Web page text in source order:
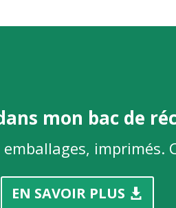
mon bac de
imprimés.
EN SAVOIR PLUS